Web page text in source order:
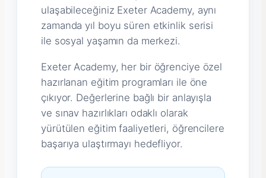
ulaşabileceğiniz Exeter Academy, aynı
zamanda yıl boyu süren etkinlik serisi
ile sosyal yaşamın da merkezi.
Exeter Academy, her bir öğrenciye özel
hazırlanan eğitim programları ile öne
çıkıyor. Değerlerine bağlı bir anlayışla
ve sınav hazırlıkları odaklı olarak
yürütülen eğitim faaliyetleri, öğrencilere
başarıya ulaştırmayı hedefliyor.